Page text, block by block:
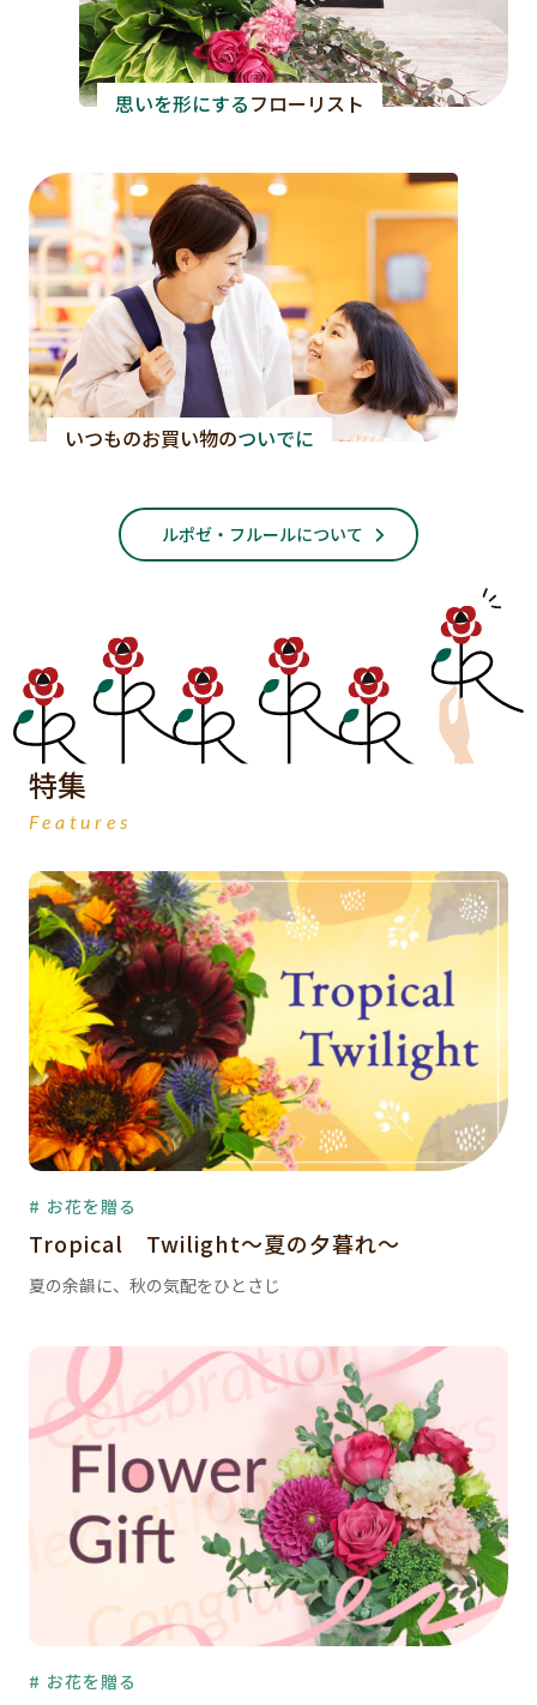
思いを形にするフローリスト
いつものお買い物のついでに
ルポゼ・フルールについて
特集
Features
# お花を贈る
Tropical Twilight～夏の夕暮れ～
夏の余韻に、秋の気配をひとさじ
# お花を贈る